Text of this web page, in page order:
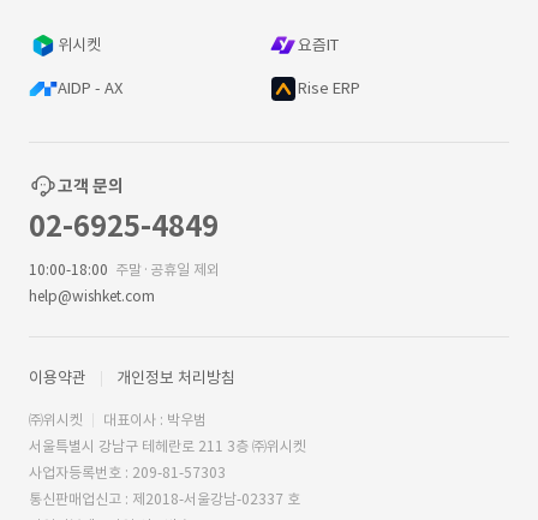
위시켓 요즘IT
AIDP - AX Rise ERP
고객 문의
02-6925-4849
10:00-18:00 주말·공휴일 제외
help@wishket.com
이용약관 개인정보 처리방침
㈜위시켓
대표이사 : 박우범
서울특별시 강남구 테헤란로 211 3층 ㈜위시켓
사업자등록번호 : 209-81-57303
통신판매업신고 : 제2018-서울강남-02337 호